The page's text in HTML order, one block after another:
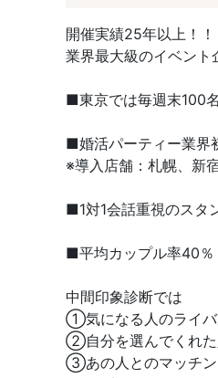
開催実績25年以上！！
業界最大級のイベン
■東京では毎週末100
■婚活パーティー業界
※導入店舗：札幌、新
■1対1会話重視のスタ
■平均カップル率40
中間印象診断では
①気になる人のライバ
②自分を選んでくれた
③あの人とのマッチン